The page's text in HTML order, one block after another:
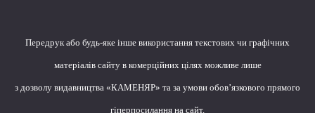
Передрук або будь-яке інше використання текстових чи графічних
матеріалів сайту в комерційних цілях можливе лише
з дозволу видавництва «КАМЕНЯР» та за умови обов’язкового прямого
гіперпосилання на сайт.